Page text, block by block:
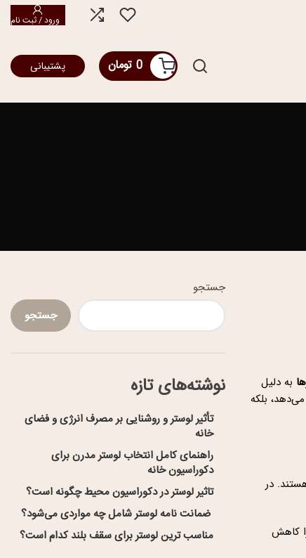
ورود / ثبت نام
0 تومان پشتیبانی
به دلیل
بلکه
در
کاهش
جستجو
جستجو
نوشته‌های تازه
تأثیر لوستر و روشنایی بر مصرف انرژی و فضای
خانه
راهنمای کامل انتخاب لوستر مدرن برای
دکوراسیون خانه
تاثیر لوستر در دکوراسیون محیط چگونه است؟
ضمانت نامه لوستر شامل چه مواردی می‌شود؟
مناسب ترین لوستر برای سقف بلند کدام است؟